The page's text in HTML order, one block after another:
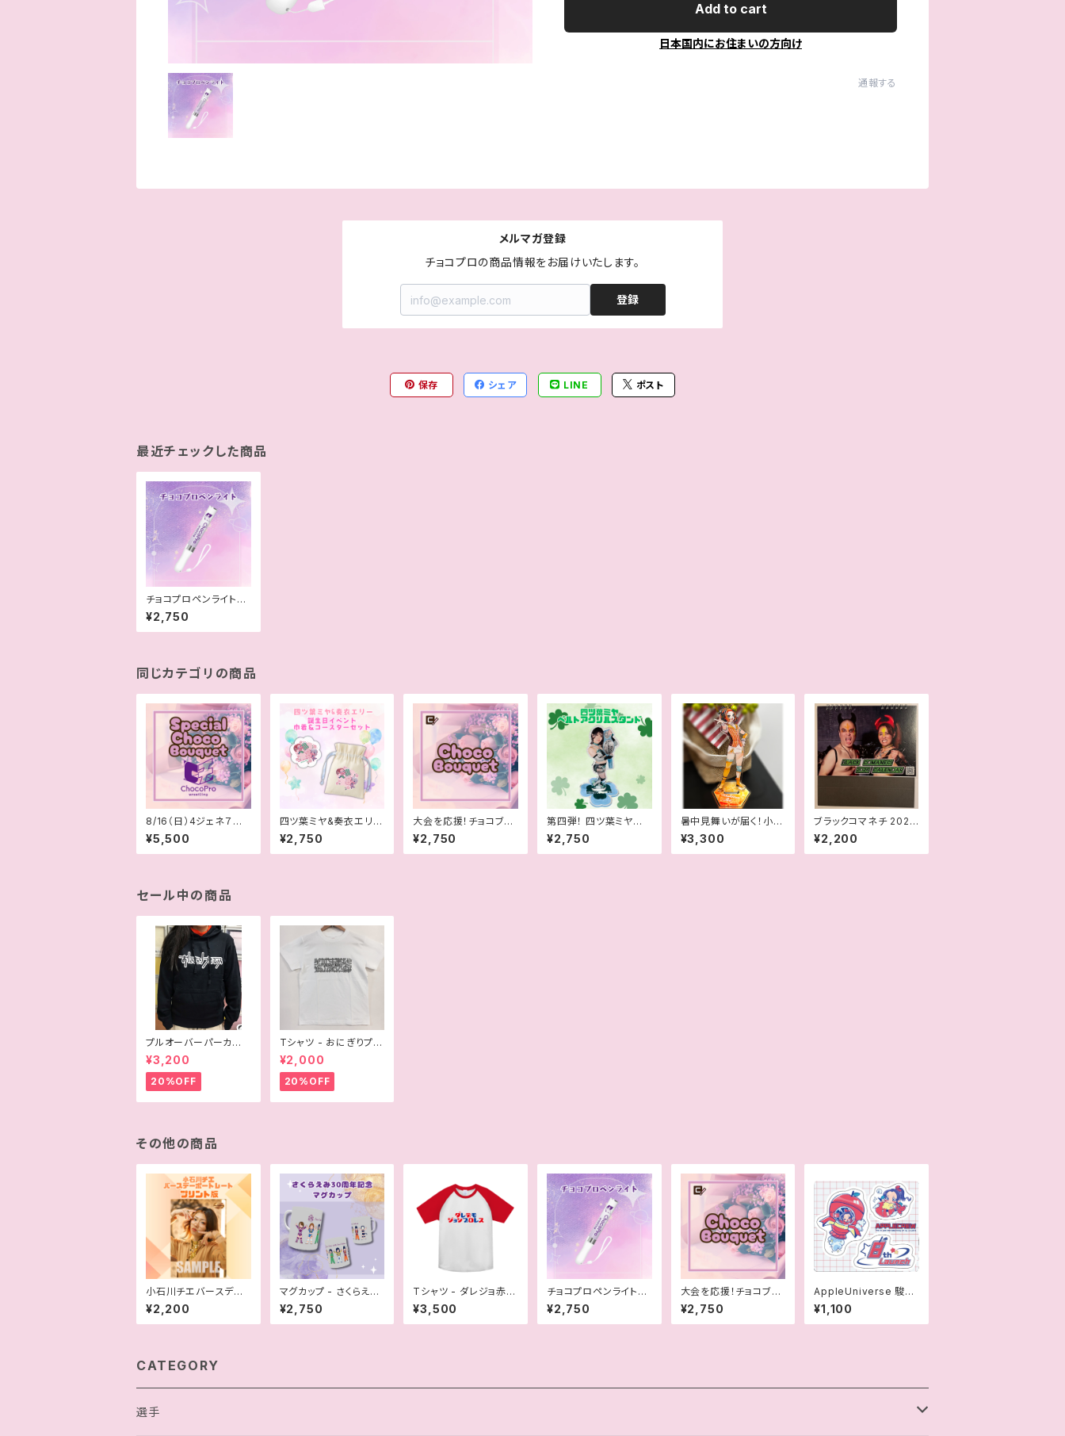
Add to cart
日本国内にお住まいの方向け
通報する
メルマガ登録
チョコプロの商品情報をお届けいたします。
登録
保存 シェア LINE ポスト
最近チェックした商品
チョコプロペンライト
（おまけ付き）
¥2,750
同じカテゴリの商品
8/16（日）4ジェネ７周
年「果汁2545％」スペ
シャルブーケ
¥5,500
四ツ葉ミヤ&奏衣エリー
- BDイベント巾着＆コ
ースターセット
¥2,750
大会を応援！チョコブー
ケ
¥2,750
第四弾！ 四ツ葉ミヤベ
ルトアクリルスタンド
¥2,750
暑中見舞いが届く！小石
川チエ生誕記念アクス
タ
¥3,300
ブラックコマネチ 2026
卓上カレンダー
¥2,200
セール中の商品
プルオーバーパーカー -
おにぎりプロレス
¥3,200
20%OFF
Tシャツ - おにぎりプロ
レス
¥2,000
20%OFF
その他の商品
小石川チエバースデー
ホログラム プリント版
ポートレート
¥2,200
マグカップ - さくらえみ
30周年記念
¥2,750
Tシャツ - ダレジョ赤 O
D
¥3,500
チョコプロペンライト
（おまけ付き）
¥2,750
大会を応援！チョコブー
ケ
¥2,750
AppleUniverse 駿河
メイ 8周年記念マルチ
宇宙ステッカー
¥1,100
CATEGORY
選手